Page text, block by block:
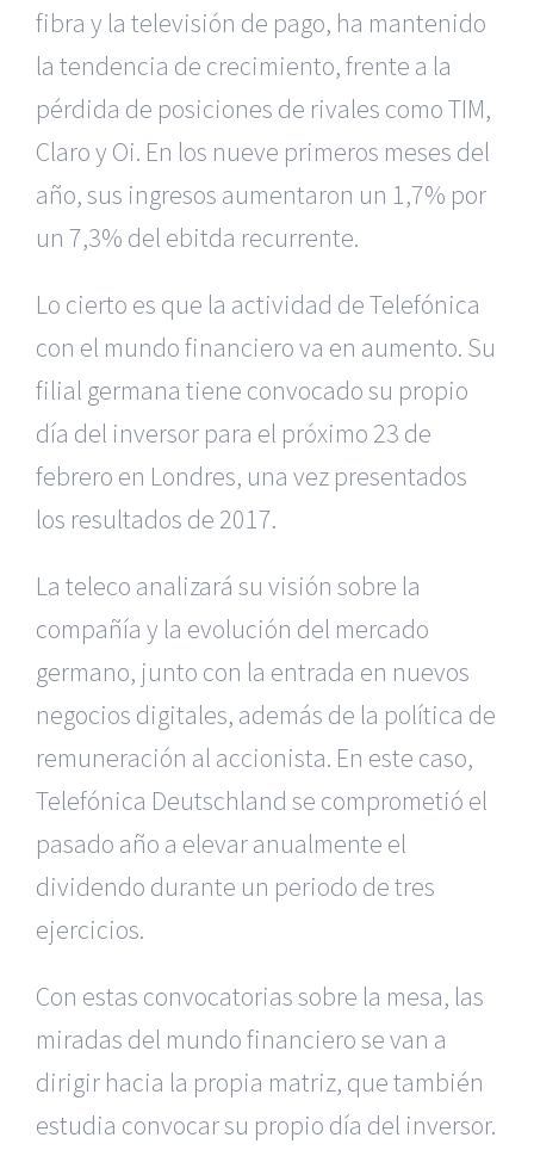
fibra y la televisión de pago, ha mantenido
la tendencia de crecimiento, frente a la
pérdida de posiciones de rivales como TIM,
Claro y Oi. En los nueve primeros meses del
año, sus ingresos aumentaron un 1,7% por
un 7,3% del ebitda recurrente.
Lo cierto es que la actividad de Telefónica
con el mundo financiero va en aumento. Su
filial germana tiene convocado su propio
día del inversor para el próximo 23 de
febrero en Londres, una vez presentados
los resultados de 2017.
La teleco analizará su visión sobre la
compañía y la evolución del mercado
germano, junto con la entrada en nuevos
negocios digitales, además de la política de
remuneración al accionista. En este caso,
Telefónica Deutschland se comprometió el
pasado año a elevar anualmente el
dividendo durante un periodo de tres
ejercicios.
Con estas convocatorias sobre la mesa, las
miradas del mundo financiero se van a
dirigir hacia la propia matriz, que también
estudia convocar su propio día del inversor.